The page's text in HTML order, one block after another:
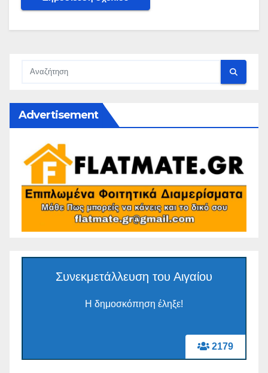
Advertisement
2179
Συνεκμετάλλευση του Αιγαίου
Η δημοσκόπηση έληξε!